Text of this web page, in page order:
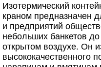
Изотермический
краном предназначен
и предприятий
небольших банкетов
открытом воздухе. Он
высококачественного